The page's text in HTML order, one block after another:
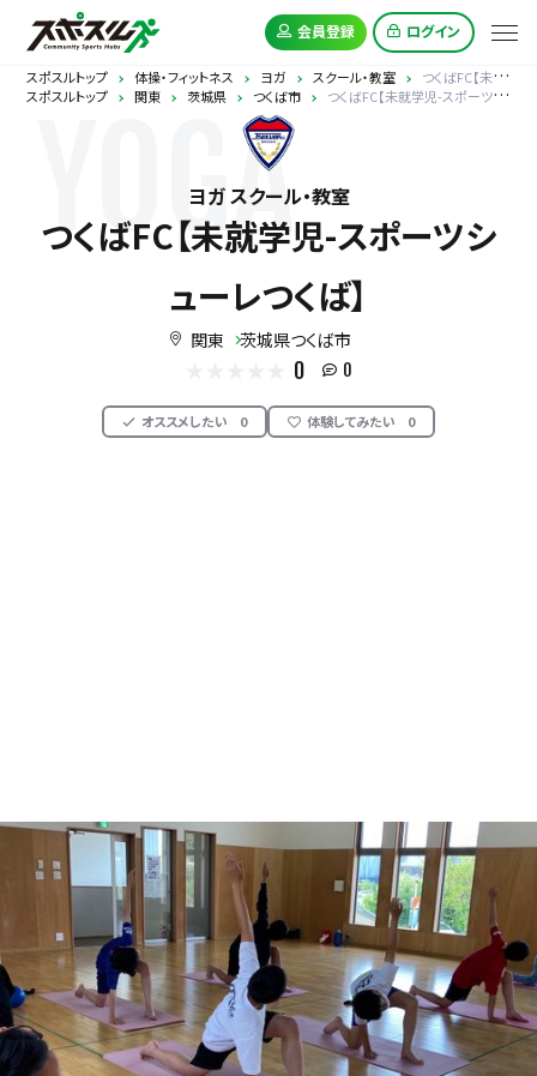
会員登録 ログイン
スポスルトップ 体操・フィットネス ヨガ スクール・教室
つくばFC【未就学児-スポーツシューレつくば】
スポスルトップ
関東 茨城県 つくば市 つくばFC【未就学児-スポーツシューレつくば】
YOGA
ヨガ スクール・教室
つくばFC【未就学児-スポーツシ
ューレつくば】
関東 茨城県つくば市
0 0
オススメしたい 0 体験してみたい 0